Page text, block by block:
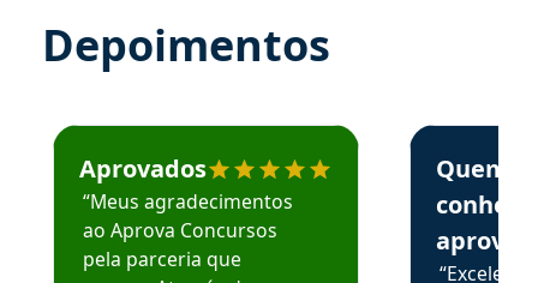
Depoimentos
Estudante José recomenda o Aprova Concursos em
Aprovados
“Meus agradecimentos
ao Aprova Concursos
pela parceria que
Estudante
Quem
aprova